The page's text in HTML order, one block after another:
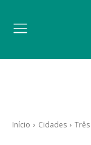
Início Cidades